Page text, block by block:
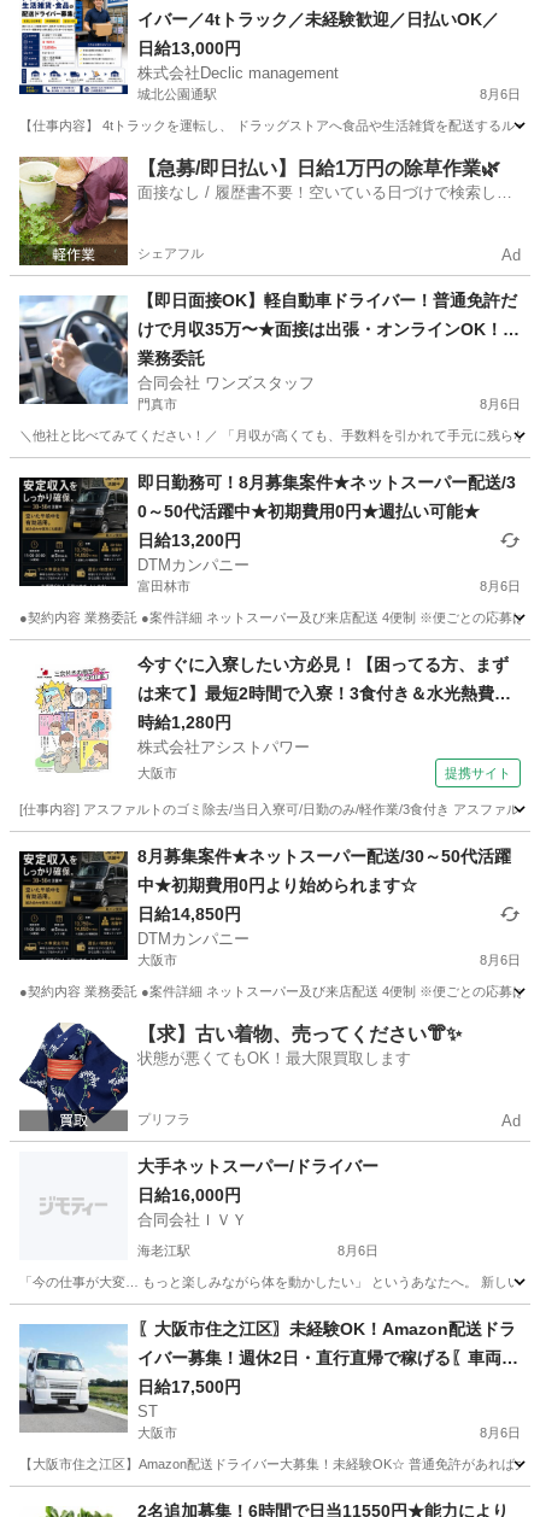
イバー／4tトラック／未経験歓迎／日払いOK／
日給13,000円
株式会社Declic management
城北公園通駅 8月6日
【仕事内容】 4tトラックを運転し、 ドラッグストアへ食品や生活雑貨を配送するル
大阪 大阪市 城北公園通駅 ドライバー トラック
【急募/即日払い】日給1万円の除草作業🌿
面接なし / 履歴書不要！空いている日づけで検索して
シェアフル Ad
【即日面接OK】軽自動車ドライバー！普通免許だ
けで月収35万〜★面接は出張・オンラインOK！車
レンタルあり・直行直帰
業務委託
合同会社 ワンズスタッフ
門真市 8月6日
＼他社と比べてみてください！／ 「月収が高くても、手数料を引かれて手元に残ら
ドライバー 置き配
即日勤務可！8月募集案件★ネットスーパー配送/3
0～50代活躍中★初期費用0円★週払い可能★
日給13,200円
DTMカンパニー
富田林市 8月6日
●契約内容 業務委託 ●案件詳細 ネットスーパー及び来店配送 4便制 ※便ごとの応募は
ドライバー ネットスーパー
今すぐに入寮したい方必見！【困ってる方、まず
は来て】最短2時間で入寮！3食付き＆水光熱費無
料！50代活躍中の超カンタン作業！
時給1,280円
株式会社アシストパワー
大阪市 提携サイト
[仕事内容] アスファルトのゴミ除去/当日入寮可/日勤のみ/軽作業/3食付き アスファル
その他
8月募集案件★ネットスーパー配送/30～50代活躍
中★初期費用0円より始められます☆
日給14,850円
DTMカンパニー
大阪市 8月6日
●契約内容 業務委託 ●案件詳細 ネットスーパー及び来店配送 4便制 ※便ごとの応募は
大阪 大阪市 ドライバー ネットスーパー
【求】古い着物、売ってください👘✨
状態が悪くてもOK！最大限買取します
プリフラ Ad
大手ネットスーパー/ドライバー
日給16,000円
合同会社ＩＶＹ
海老江駅 8月6日
「今の仕事が大変… もっと楽しみながら体を動かしたい」 というあなたへ。 新しい
海老江駅 ドライバー ネットスーパー
〖大阪市住之江区〗未経験OK！Amazon配送ドラ
イバー募集！週休2日・直行直帰で稼げる〖車両レ
ンタ
日給17,500円
ST
大阪市 8月6日
【大阪市住之江区】Amazon配送ドライバー大募集！未経験OK☆ 普通免許があれば
ドライバー Amazon
2名追加募集！6時間で日当11550円★能力により